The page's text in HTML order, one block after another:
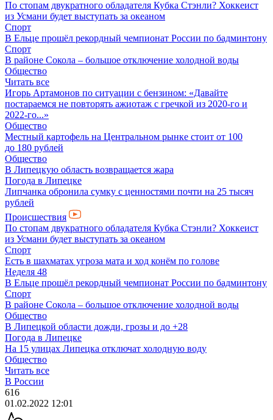
По стопам двукратного обладателя Кубка Стэнли? Хоккеист
из Усмани будет выступать за океаном
Спорт
В Ельце прошёл рекордный чемпионат России по бадминтону
Спорт
В районе Сокола – большое отключение холодной воды
Общество
Читать все
Игорь Артамонов по ситуации с бензином: «Давайте
постараемся не повторять ажиотаж с гречкой из 2020-го и
2022-го...»
Общество
Местный картофель на Центральном рынке стоит от 100
до 180 рублей
Общество
В Липецкую область возвращается жара
Погода в Липецке
Липчанка обронила сумку с ценностями почти на 25 тысяч
рублей
Происшествия
По стопам двукратного обладателя Кубка Стэнли? Хоккеист
из Усмани будет выступать за океаном
Спорт
Есть в шахматах угроза мата и ход конём по голове
Неделя 48
В Ельце прошёл рекордный чемпионат России по бадминтону
Спорт
В районе Сокола – большое отключение холодной воды
Общество
В Липецкой области дожди, грозы и до +28
Погода в Липецке
На 15 улицах Липецка отключат холодную воду
Общество
Читать все
В России
616
01.02.2022 12:01